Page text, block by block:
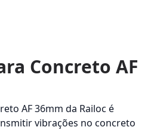
Concreto AF
AF 36mm da Railoc é
vibrações no concreto